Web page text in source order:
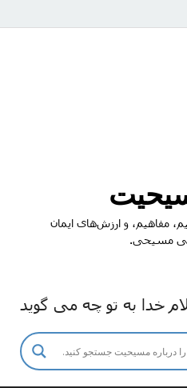
مفاهیم، و ارزش‌های ایمان
مسیحی.
خدا به تو چه می گوید